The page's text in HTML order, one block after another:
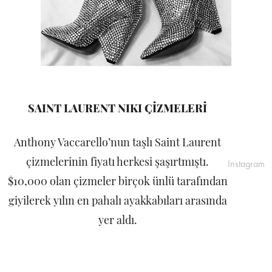
SAINT LAURENT NIKI ÇİZMELERİ
Anthony Vaccarello’nun taşlı Saint Laurent
çizmelerinin fiyatı herkesi şaşırtmıştı.
$10,000 olan çizmeler birçok ünlü tarafından
giyilerek yılın en pahalı ayakkabıları arasında
yer aldı.
Instagram